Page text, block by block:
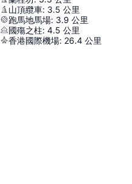
山頂纜車: 3.5 公里
跑馬地馬場: 3.9 公里
國殤之柱: 4.5 公里
香港國際機場: 26.4 公里